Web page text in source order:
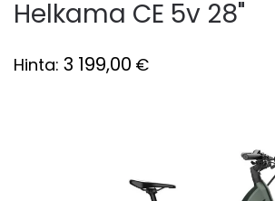
Helkama CE 5v 28"
Hinta: 3 199,00 €